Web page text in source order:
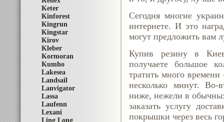
Keter
Kinforest
Kingrun
Kingstar
Kirov
Kleber
Kormoran
Kumho
Lakesea
Landsail
Lanvigator
Lassa
Laufenn
Lexani
Ling Long
Сегодня многие
интернете. И это
могут предложить вам
Купив резину в
получаете большое
тратить много
несколько минут. Во-
ниже, нежели в
заказать услугу
покрышки через весь